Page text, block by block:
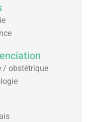
/ obstétrique